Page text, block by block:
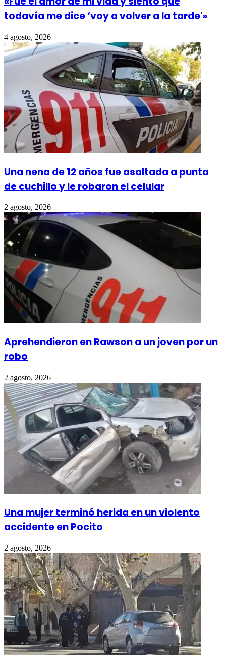
todavía me dice ‘voy a volver a la tarde'»
4 agosto, 2026
Una nena de 12 años fue asaltada a punta
de cuchillo y le robaron el celular
2 agosto, 2026
Aprehendieron en Rawson a un joven por un
robo
2 agosto, 2026
Una mujer terminó herida en un violento
accidente en Pocito
2 agosto, 2026